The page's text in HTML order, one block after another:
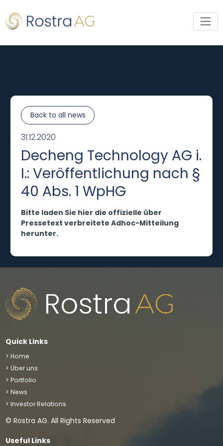
Back to all news
31.12.2020
Decheng Technology AG i.
I.: Veröffentlichung nach §
40 Abs. 1 WpHG
Bitte laden Sie hier die offizielle über
Pressetext verbreitete Adhoc-Mitteilung
herunter.
Quick Links
> Home
> Über uns
> Portfolio
> News
> Investor Relations
© Rostra AG. All Rights Reserved
Useful Links